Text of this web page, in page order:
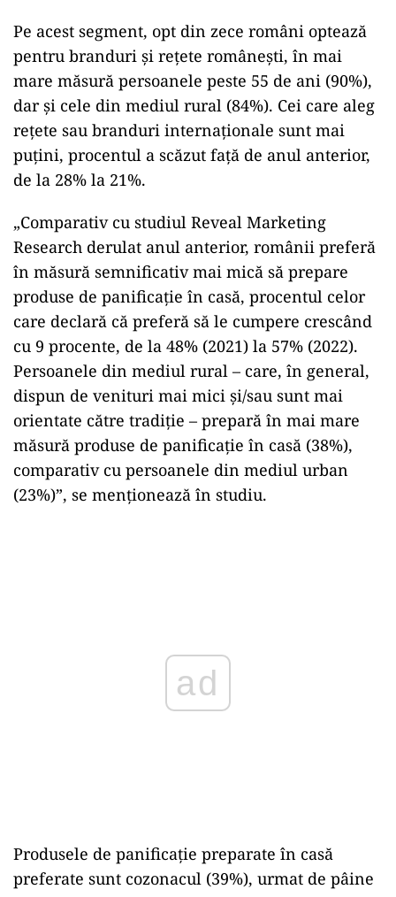
Pe acest segment, opt din zece români optează
pentru branduri şi reţete româneşti, în mai
mare măsură persoanele peste 55 de ani (90%),
dar şi cele din mediul rural (84%). Cei care aleg
reţete sau branduri internaţionale sunt mai
puțini, procentul a scăzut faţă de anul anterior,
de la 28% la 21%.
„Comparativ cu studiul Reveal Marketing
Research derulat anul anterior, românii preferă
în măsură semnificativ mai mică să prepare
produse de panificaţie în casă, procentul celor
care declară că preferă să le cumpere crescând
cu 9 procente, de la 48% (2021) la 57% (2022).
Persoanele din mediul rural – care, în general,
dispun de venituri mai mici şi/sau sunt mai
orientate către tradiţie – prepară în mai mare
măsură produse de panificaţie în casă (38%),
comparativ cu persoanele din mediul urban
(23%)”, se menţionează în studiu.
ad
Produsele de panificaţie preparate în casă
preferate sunt cozonacul (39%), urmat de pâine